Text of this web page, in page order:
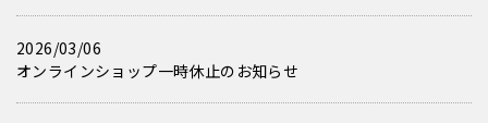
2026/03/06
オンラインショップ一時休止のお知らせ